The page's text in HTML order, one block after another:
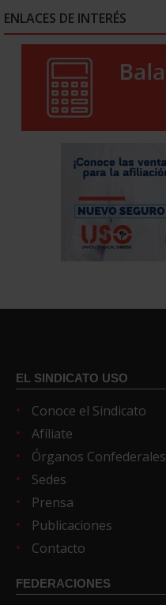
ENLACES DE INTERÉS
EL SINDICATO USO
Conoce el Sindicato
Afíliate
Órganos Confederales
Sedes
Prensa
Publicaciones
Contacto
FEDERACIONES